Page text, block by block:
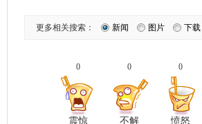
更多相关搜索： 新闻 图片 下载
0
震惊
0
不解
0
愤怒